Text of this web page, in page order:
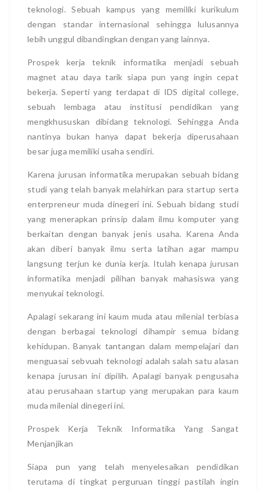
teknologi. Sebuah kampus yang memiliki kurikulum
dengan standar internasional sehingga lulusannya
lebih unggul dibandingkan dengan yang lainnya.
Prospek kerja teknik informatika menjadi sebuah
magnet atau daya tarik siapa pun yang ingin cepat
bekerja. Seperti yang terdapat di IDS digital college,
sebuah lembaga atau institusi pendidikan yang
mengkhususkan dibidang teknologi. Sehingga Anda
nantinya bukan hanya dapat bekerja diperusahaan
besar juga memiliki usaha sendiri.
Karena jurusan informatika merupakan sebuah bidang
studi yang telah banyak melahirkan para startup serta
enterpreneur muda dinegeri ini. Sebuah bidang studi
yang menerapkan prinsip dalam ilmu komputer yang
berkaitan dengan banyak jenis usaha. Karena Anda
akan diberi banyak ilmu serta latihan agar mampu
langsung terjun ke dunia kerja. Itulah kenapa jurusan
informatika menjadi pilihan banyak mahasiswa yang
menyukai teknologi.
Apalagi sekarang ini kaum muda atau milenial terbiasa
dengan berbagai teknologi dihampir semua bidang
kehidupan. Banyak tantangan dalam mempelajari dan
menguasai sebvuah teknologi adalah salah satu alasan
kenapa jurusan ini dipilih. Apalagi banyak pengusaha
atau perusahaan startup yang merupakan para kaum
muda milenial dinegeri ini.
Prospek Kerja Teknik Informatika Yang Sangat
Menjanjikan
Siapa pun yang telah menyelesaikan pendidikan
terutama di tingkat perguruan tinggi pastilah ingin